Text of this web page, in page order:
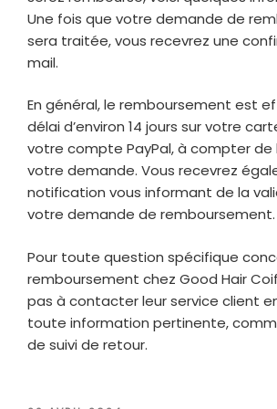
Une fois que votre demande de
sera traitée, vous recevrez une
mail.
En général, le remboursement est
délai d’environ 14 jours sur votre
votre compte PayPal, à compter
votre demande. Vous recevrez
notification vous informant de la
votre demande de remboursement.
Pour toute question spécifique
remboursement chez Good Hair
pas à contacter leur service client
toute information pertinente,
de suivi de retour.